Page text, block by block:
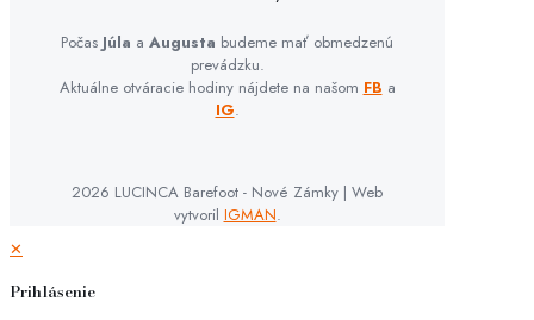
Počas Júla a Augusta budeme mať obmedzenú
prevádzku.
Aktuálne otváracie hodiny nájdete na našom FB a
IG.
2026 LUCINCA Barefoot - Nové Zámky | Web
vytvoril IGMAN.
✕
Prihlásenie